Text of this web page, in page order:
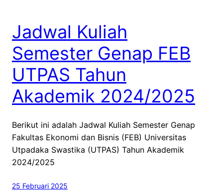
Jadwal Kuliah
Semester Genap FEB
UTPAS Tahun
Akademik 2024/2025
Berikut ini adalah Jadwal Kuliah Semester Genap
Fakultas Ekonomi dan Bisnis (FEB) Universitas
Utpadaka Swastika (UTPAS) Tahun Akademik
2024/2025
25 Februari 2025